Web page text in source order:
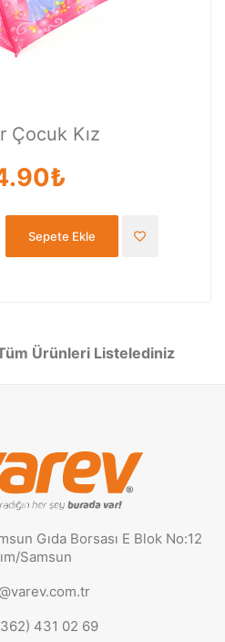
Çocuk Kız
Sepete Ekle
Ürünleri Listelediniz
Gıda Borsası E Blok No:12
Samsun
431 02 69